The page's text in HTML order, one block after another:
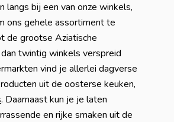
langs bij een van onze winkels,
ons gehele assortiment te
de grootse Aziatische
twintig winkels verspreid
vind je allerlei dagverse
uit de oosterse keuken,
. Daarnaast kun je je laten
en rijke smaken uit de